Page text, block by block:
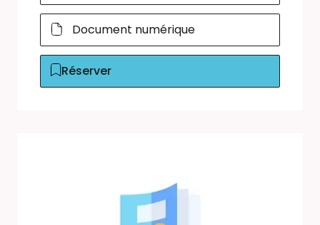
Document numérique
Réserver